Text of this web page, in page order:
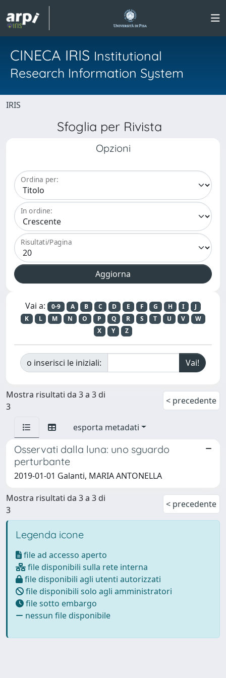
CINECA IRIS Institutional
Research Information System
IRIS
Sfoglia per Rivista
Opzioni
Ordina per:
In ordine:
Risultati/Pagina
Vai a: 0-9 A B C D E F G H I
J
K
L M N O P Q R S T U V
W
X
Y Z
o inserisci le iniziali:
Mostra risultati da 3 a 3 di
3
< precedente
esporta metadati
Osservati dalla luna: uno sguardo
perturbante
2019-01-01 Galanti, MARIA ANTONELLA
Mostra risultati da 3 a 3 di
3
< precedente
Legenda icone
file ad accesso aperto
file disponibili sulla rete interna
file disponibili agli utenti autorizzati
file disponibili solo agli amministratori
file sotto embargo
nessun file disponibile